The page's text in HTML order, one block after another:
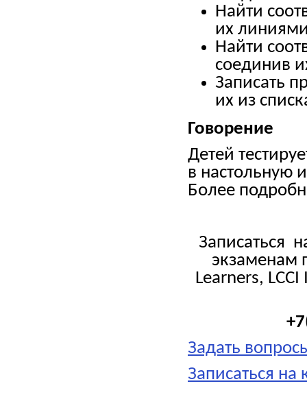
Найти
их
Найти
соединив
Записать
их из
Говорение
Детей
в настольную
Более
Записаться
экзаменам
Learners, LCCI
Задать
Записаться